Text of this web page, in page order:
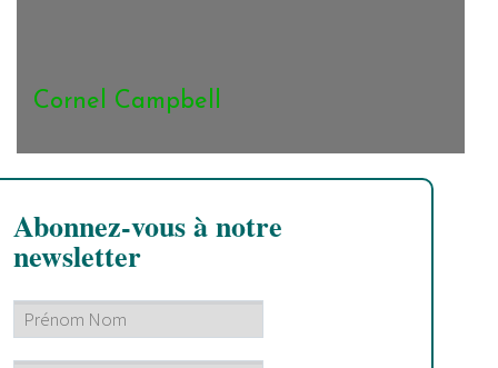
Cornel Campbell
Abonnez-vous à notre
newsletter